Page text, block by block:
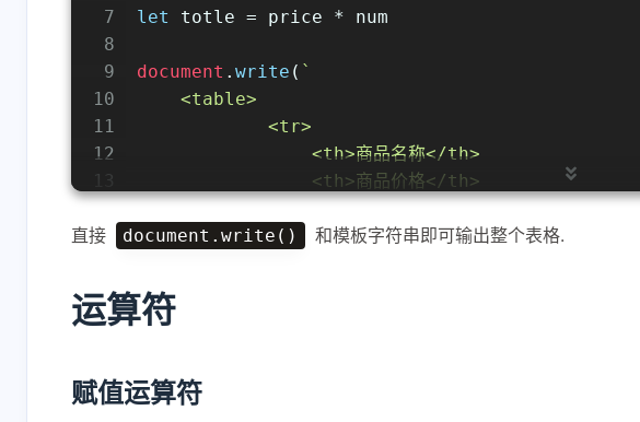
7
8
9
10
11
12
13
15
17
18
21
let
totle = price * num
document . write ( `
    <table>
            <tr>
                <th>商品名称</th>
                <th>商品价格</th>
                <th>总价</th>
            </tr>
            <tr>
                <td>
直接 document.write() 和模板字符串即可输出整个表格.
运算符
赋值运算符